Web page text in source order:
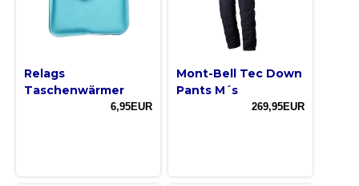
Relags
Taschenwärmer
6,95EUR
Mont-Bell Tec Down
Pants M´s
269,95EUR